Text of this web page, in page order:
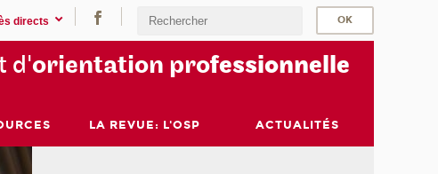
directs
d'orientation professionnelle
LA REVUE: L'OSP ACTUALITÉS